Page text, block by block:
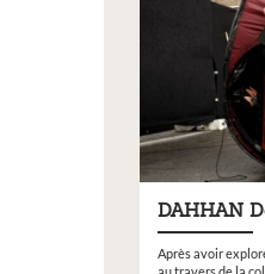
DAHHAN
Après avoir